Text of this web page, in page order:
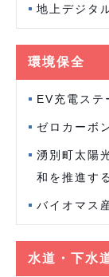
地上デジタ
環境保全
EV充電ステ
ゼロカーボ
湧別町太陽
和を推進す
バイオマス
水道・下水